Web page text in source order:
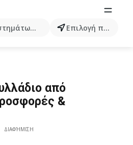
κατηγοριών, προϊόντων...
Επιλογή πόλης
από
&
ΔΙΑΦΉΜΙΣΗ